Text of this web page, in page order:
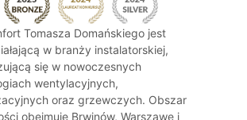
Tomasza Domańskiego jest
w branży instalatorskiej,
się w nowoczesnych
wentylacyjnych,
oraz grzewczych. Obszar
obejmuje Brwinów, Warszawę i